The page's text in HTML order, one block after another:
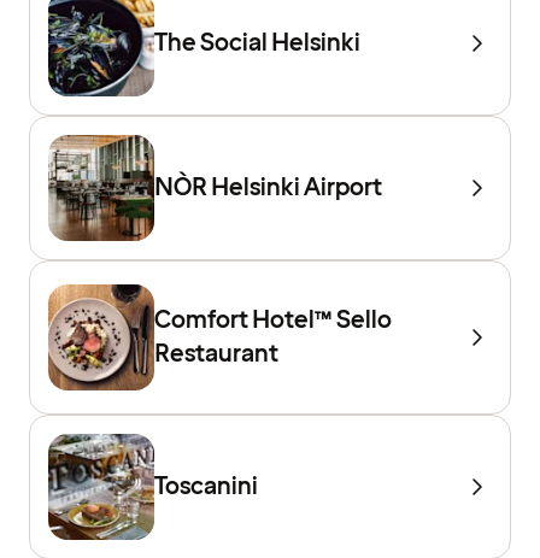
The Social Helsinki
NÒR Helsinki Airport
Comfort Hotel™ Sello
Restaurant
Toscanini